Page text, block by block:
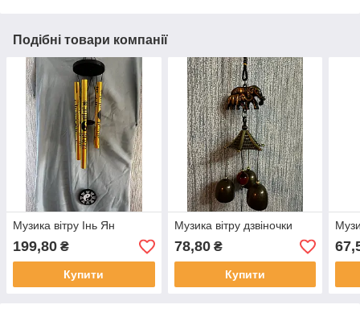
Подібні товари компанії
Музика вітру Інь Ян
199,80 ₴
Купити
Музика вітру дзвіночки
78,80₴
Купити